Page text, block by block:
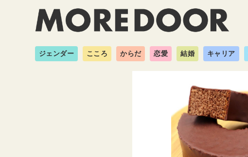
ジェンダー こころ からだ 恋愛 結婚 キャリア